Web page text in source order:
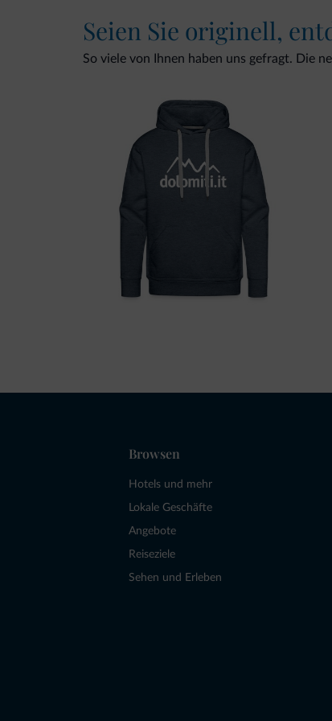
Seien Sie originell,
So viele von Ihnen haben uns gefragt. Die
Browsen
Hotels und mehr
Lokale Geschäfte
Angebote
Reiseziele
Sehen und Erleben